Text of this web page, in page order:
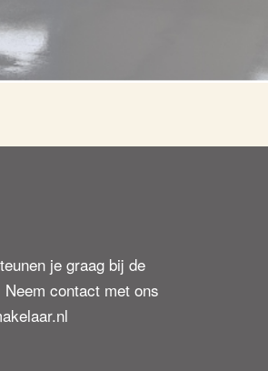
je graag bij de
contact met ons